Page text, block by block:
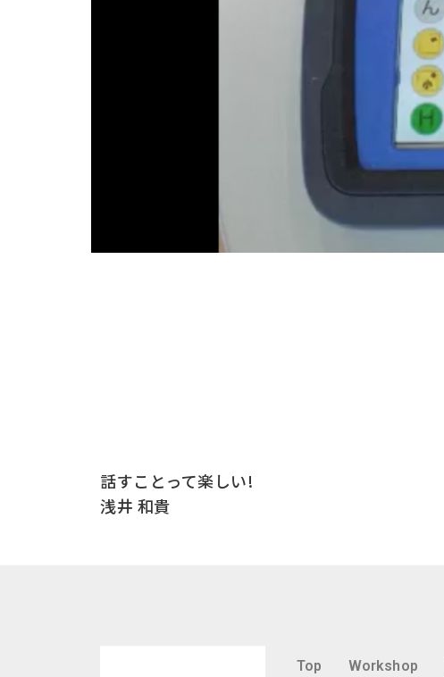
話すことって楽しい!
浅井 和貴
Top Workshop